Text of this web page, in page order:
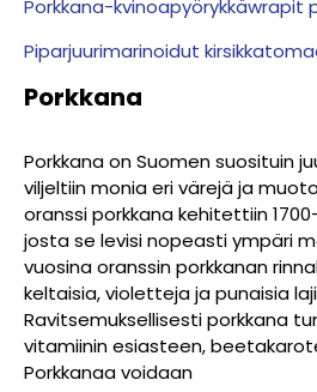
Porkkana-kvinoapyörykkäwrapit
Piparjuurimarinoidut
Porkkana
Porkkana on Suomen suosituin
viljeltiin monia eri värejä ja
oranssi porkkana kehitettiin
josta se levisi nopeasti ympäri
vuosina oranssin porkkanan
keltaisia, violetteja ja punaisia
Ravitsemuksellisesti porkkana
vitamiinin esiasteen,
Porkkanaa voidaan